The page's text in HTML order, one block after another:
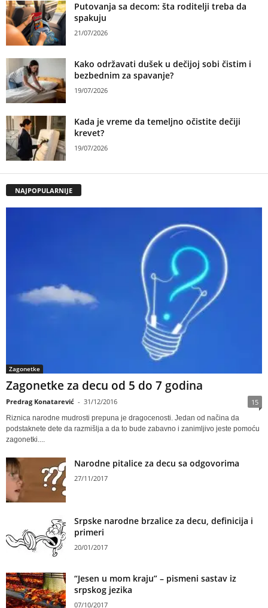
Putovanja sa decom: šta roditelji treba da
spakuju
21/07/2026
Kako održavati dušek u dečijoj sobi čistim i
bezbednim za spavanje?
19/07/2026
Kada je vreme da temeljno očistite dečiji
krevet?
19/07/2026
NAJPOPULARNIJE
Zagonetke
Zagonetke za decu od 5 do 7 godina
Predrag Konatarević - 31/12/2016 15
Riznica narodne mudrosti prepuna je dragocenosti. Jedan od načina da
podstaknete dete da razmišlja a da to bude zabavno i zanimljivo jeste pomoću
zagonetki....
Narodne pitalice za decu sa odgovorima
27/11/2017
Srpske narodne brzalice za decu, definicija i
primeri
20/01/2017
“Jesen u mom kraju” – pismeni sastav iz
srpskog jezika
07/10/2017